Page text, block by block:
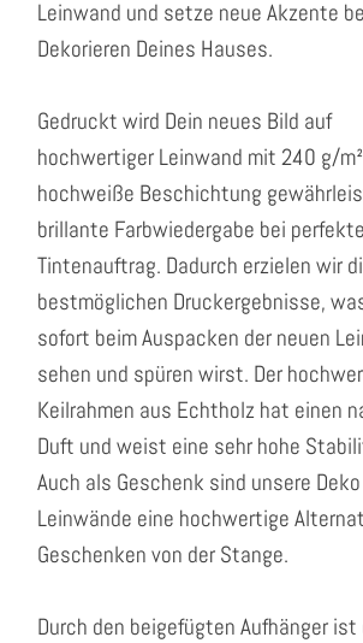
Leinwand und setze neue Akzente
Dekorieren Deines Hauses.
Gedruckt wird Dein neues Bild auf
hochwertiger Leinwand mit 240 g/
hochweiße Beschichtung
brillante Farbwiedergabe bei
Tintenauftrag. Dadurch erzielen wir
bestmöglichen Druckergebnisse,
sofort beim Auspacken der neuen
sehen und spüren wirst. Der
Keilrahmen aus Echtholz hat einen
Duft und weist eine sehr hohe
Auch als Geschenk sind unsere Deko
Leinwände eine hochwertige
Geschenken von der Stange.
Durch den beigefügten Aufhänger ist